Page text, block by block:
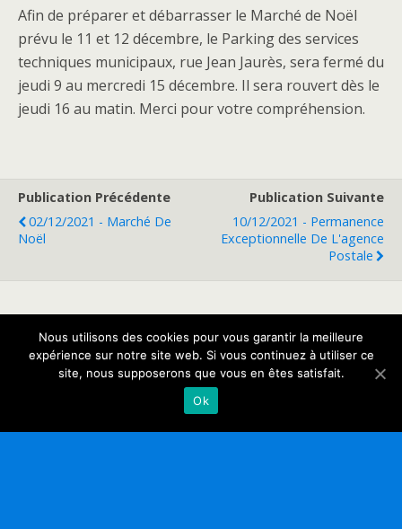
Afin de préparer et débarrasser le Marché de Noël
prévu le 11 et 12 décembre, le Parking des services
techniques municipaux, rue Jean Jaurès, sera fermé du
jeudi 9 au mercredi 15 décembre. Il sera rouvert dès le
jeudi 16 au matin. Merci pour votre compréhension.
Publication Précédente
02/12/2021 - Marché De
Noël
Publication Suivante
10/12/2021 - Permanence
Exceptionnelle De L'agence
Postale
Retour au début
Mobile Bureau
Nous utilisons des cookies pour vous garantir la meilleure
expérience sur notre site web. Si vous continuez à utiliser ce
site, nous supposerons que vous en êtes satisfait.
Ok